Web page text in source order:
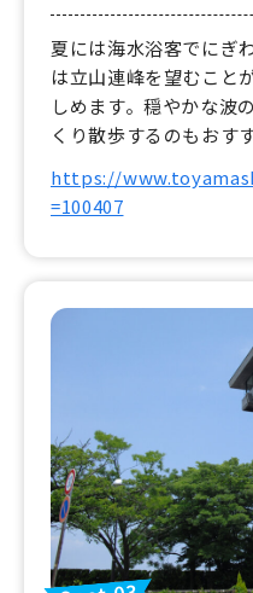
夏には海水浴客でにぎ
は立山連峰を望むこと
しめます。穏やかな波
くり散歩するのもおす
https://
=100407